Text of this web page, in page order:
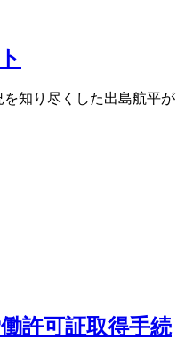
知り尽くした出島航平が
許可証取得手続